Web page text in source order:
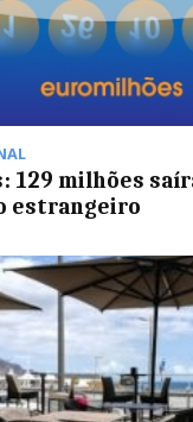
129 milhões
estrangeiro